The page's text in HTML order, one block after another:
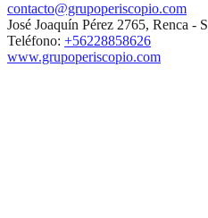
contacto@grupoperiscopio.com
José Joaquín Pérez 2765, Renca -
Teléfono: +56228858626
www.grupoperiscopio.com